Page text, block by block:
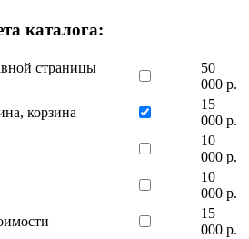
каталога:
страницы
50
000 р.
корзина
15
000 р.
10
000 р.
10
000 р.
15
000 р.